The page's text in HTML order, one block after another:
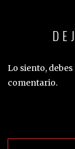
29 DE JULIO DE